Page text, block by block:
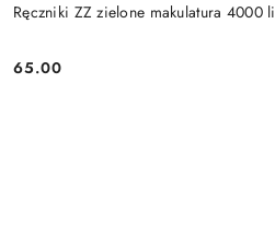
Ręczniki ZZ zielone makulatura 4000
Cena:
65.00